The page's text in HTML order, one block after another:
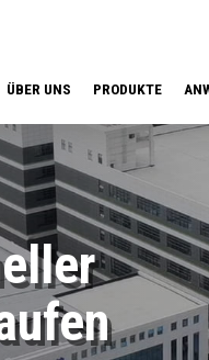
ÜBER UNS PRODUKTE